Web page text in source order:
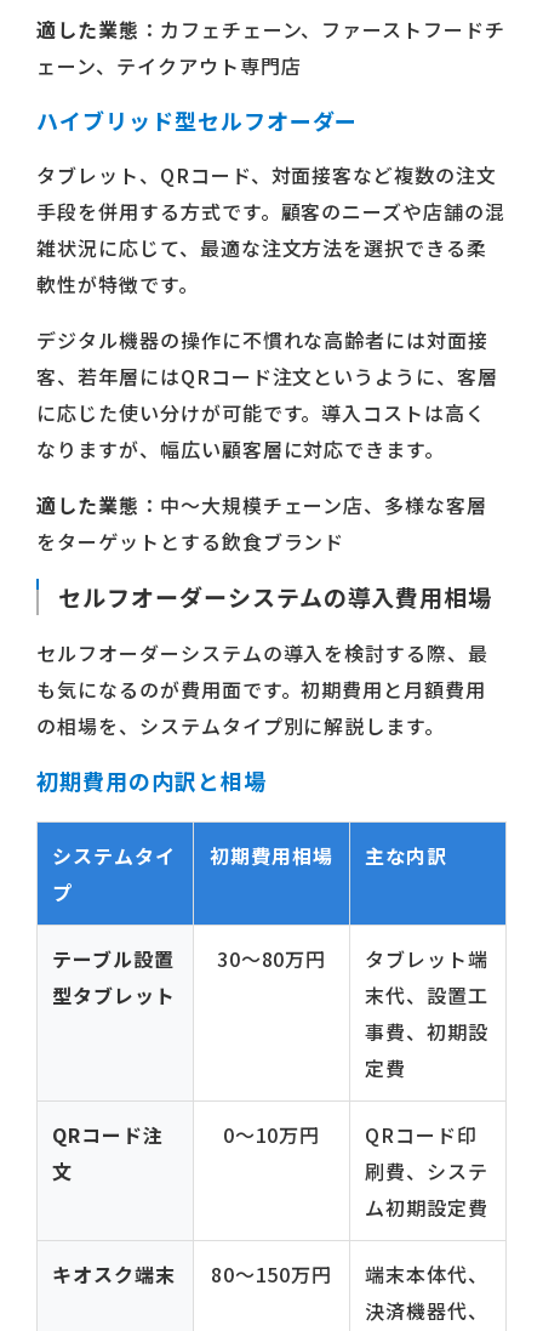
適した業態 ：カフェチェーン、ファーストフードチ
ェーン、テイクアウト専門店
ハイブリッド型セルフオーダー
タブレット、QRコード、対面接客など複数の注文
手段を併用する方式です。顧客のニーズや店舗の混
雑状況に応じて、最適な注文方法を選択できる柔
軟性が特徴です。
デジタル機器の操作に不慣れな高齢者には対面接
客、若年層にはQRコード注文というように、客層
に応じた使い分けが可能です。導入コストは高く
なりますが、幅広い顧客層に対応できます。
適した業態 ：中〜大規模チェーン店、多様な客層
をターゲットとする飲食ブランド
セルフオーダーシステムの導入費用相場
セルフオーダーシステムの導入を検討する際、最
も気になるのが費用面です。初期費用と月額費用
の相場を、システムタイプ別に解説します。
初期費用の内訳と相場
システムタイ
プ
初期費用相場 主な内訳
テーブル設置
型タブレット
30〜80万円
タブレット端
末代、設置工
事費、初期設
定費
QRコード注
文
0〜10万円
QRコード印
刷費、システ
ム初期設定費
キオスク端末 80〜150万円
端末本体代、
決済機器代、